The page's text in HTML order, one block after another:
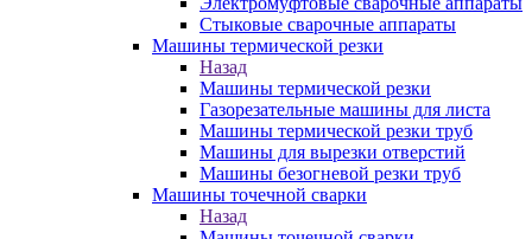
Стыковые сварочные аппараты
Машины термической резки
Назад
Машины термической резки
Газорезательные машины для листа
Машины термической резки труб
Машины для вырезки отверстий
Машины безогневой резки труб
Машины точечной сварки
Назад